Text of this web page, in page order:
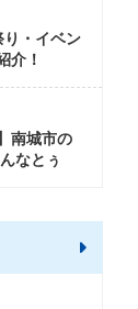
・イベン
介！
南城市の
なとぅ